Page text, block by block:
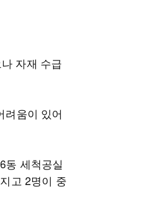
자재 수급
려움이 있어
동 세척공실
고 2명이 중